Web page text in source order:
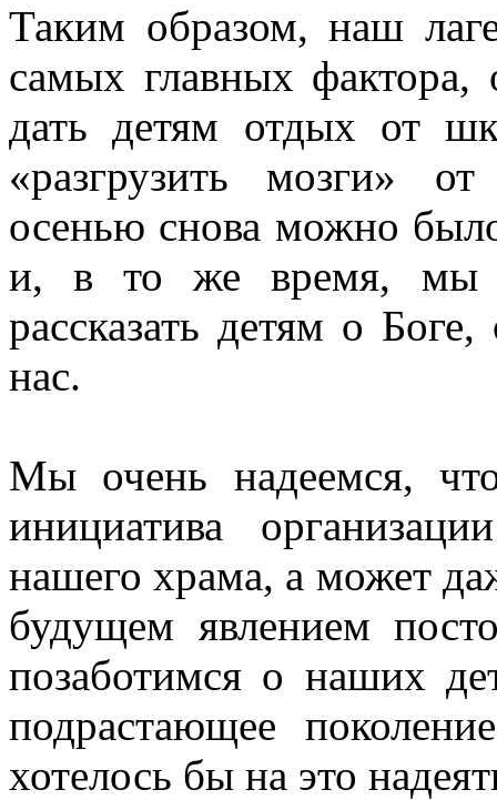
Таким образом, наш
самых главных
дать детям отдых от
«разгрузить мозги»
осенью снова можно
и, в то же время, мы
рассказать детям о
нас.
Мы очень надеемся,
инициатива
нашего храма, а может
будущем явлением
позаботимся о наших
подрастающее
хотелось бы на это